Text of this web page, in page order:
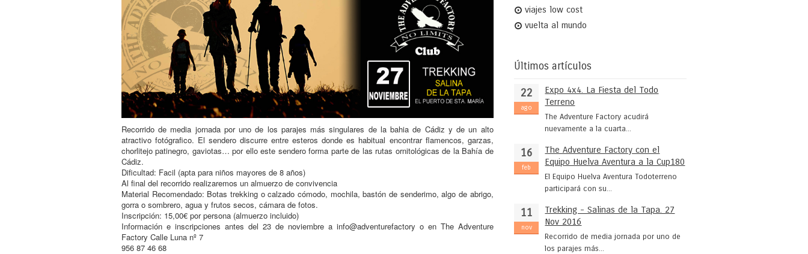
Recorrido de media jornada por uno de los parajes más singulares de la bahia de Cádiz y de un alto
atractivo fotógrafico. El sendero discurre entre esteros donde es habitual encontrar flamencos, garzas,
chorlitejo patinegro, gaviotas… por ello este sendero forma parte de las rutas ornitológicas de la Bahía de
Cádiz.
Dificultad: Facil (apta para niños mayores de 8 años)
Al final del recorrido realizaremos un almuerzo de convivencia
Material Recomendado: Botas trekking o calzado cómodo, mochila, bastón de senderimo, algo de abrigo,
gorra o sombrero, agua y frutos secos, cámara de fotos.
Inscripción: 15,00€ por persona (almuerzo incluido)
Información e inscripciones antes del 23 de noviembre a info@adventurefactory o en The Adventure
Factory Calle Luna nº 7
956 87 46 68
viajes low cost
vuelta al mundo
Últimos artículos
22
ago
Expo 4x4. La Fiesta del Todo
Terreno
The Adventure Factory acudirá
nuevamente a la cuarta...
16
feb
The Adventure Factory con el
Equipo Huelva Aventura a la Cup180
El Equipo Huelva Aventura Todoterreno
participará con su...
11
nov
Trekking - Salinas de la Tapa. 27
Nov 2016
Recorrido de media jornada por uno de
los parajes más...